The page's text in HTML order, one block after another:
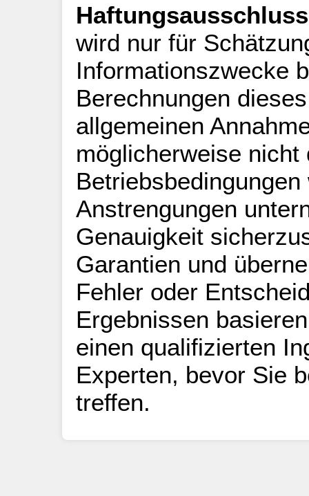
wird nur für
Informationszwecke
Berechnungen
allgemeinen
möglicherweise
Anstrengungen
Genauigkeit
Garantien und
Fehler oder
Ergebnissen
einen qualifizierten
Experten, bevor Sie
treffen.